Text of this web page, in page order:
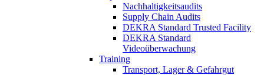
Nachhaltigkeitsaudits
Supply Chain Audits
DEKRA Standard Trusted Facility
DEKRA Standard
Videoüberwachung
Training
Transport, Lager & Gefahrgut